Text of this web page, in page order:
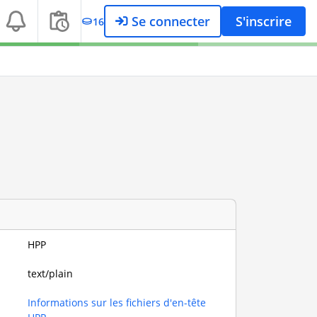
16 Se connecter S'inscrire
HPP
text/plain
Informations sur les fichiers d'en-tête